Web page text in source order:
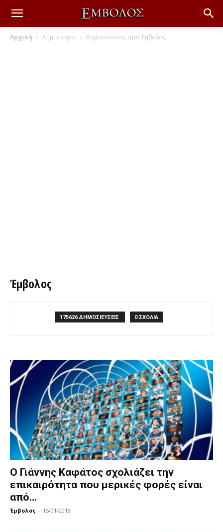
Αρχική Δημιουργοί Δημοσιεύσεις από Έμβολος
Έμβολος
175626 ΔΗΜΟΣΙΕΥΣΕΙΣ 0 ΣΧΟΛΙΑ
Ο Γιάννης Καφάτος σχολιάζει την
επικαιρότητα που μερικές φορές είναι
από...
Έμβολος - 15/01/2018